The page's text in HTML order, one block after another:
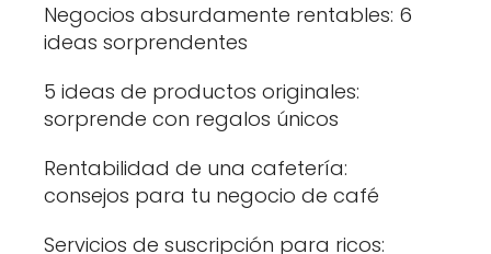
Negocios absurdamente rentables: 6
ideas sorprendentes
5 ideas de productos originales:
sorprende con regalos únicos
Rentabilidad de una cafetería:
consejos para tu negocio de café
Servicios de suscripción para ricos: